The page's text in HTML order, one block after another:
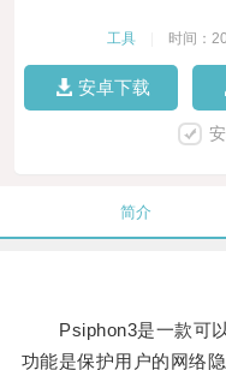
工具 时间：
安卓下载
简介
Psiphon3是一款可以
功能是保护用户的网络